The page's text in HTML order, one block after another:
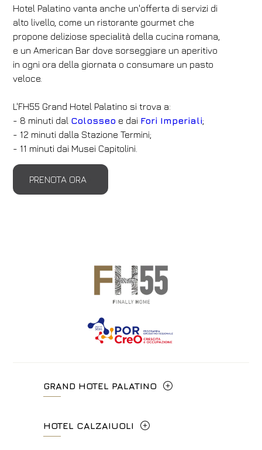
Hotel Palatino vanta anche un'offerta di servizi di
alto livello, come un ristorante gourmet che
propone deliziose specialità della cucina romana,
e un American Bar dove sorseggiare un aperitivo
in ogni ora della giornata o consumare un pasto
veloce.
L'FH55 Grand Hotel Palatino si trova a:
- 8 minuti dal Colosseo e dai Fori Imperiali;
- 12 minuti dalla Stazione Termini;
- 11 minuti dai Musei Capitolini.
PRENOTA ORA
GRAND HOTEL PALATINO
+39 06 4814927
HOTEL CALZAIUOLI